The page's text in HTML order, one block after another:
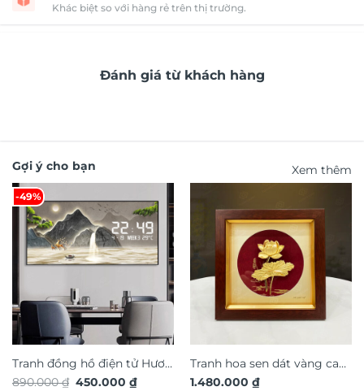
Khác biệt so với hàng rẻ trên thị trường.
Đánh giá từ khách hàng
Gợi ý cho bạn Xem thêm
-49%
Tranh đồng hồ điện tử Hươu
Tài Lộc TG4917S
890.000₫ Giá
450.000₫Giá
Tranh hoa sen dát vàng cao
cấp TDV20
1.480.000 ₫